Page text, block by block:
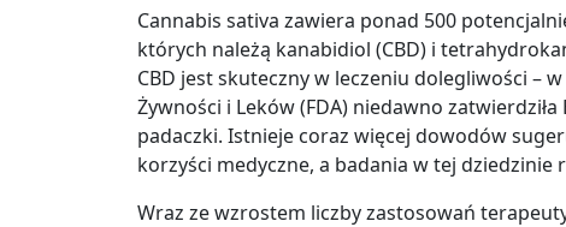
Cannabis sativa zawiera ponad 500
których należą kanabidiol (CBD) i
CBD jest skuteczny w leczeniu dolegliwości –
Żywności i Leków (FDA) niedawno
padaczki. Istnieje coraz więcej dowodów
korzyści medyczne, a badania w tej dziedzinie
Wraz ze wzrostem liczby zastosowań